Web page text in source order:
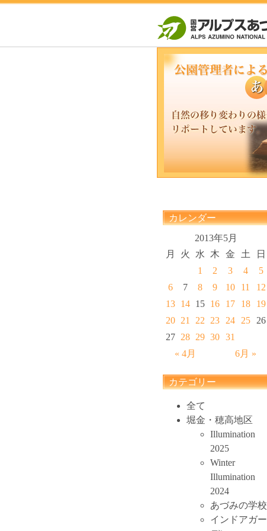
カレンダー
2013年5月
月
火 水 木 金 土 日
« 4月 6月 »
1 2 3 4
5
6
7 8 9 10 11
12
13 14 15 16 17 18
19
20 21 22 23 24 25
26
27 28 29 30 31
カテゴリー
全て
堀金・穂高地区
Illumination
2025
Winter
Illumination
2024
あづみの学校
インドアガー